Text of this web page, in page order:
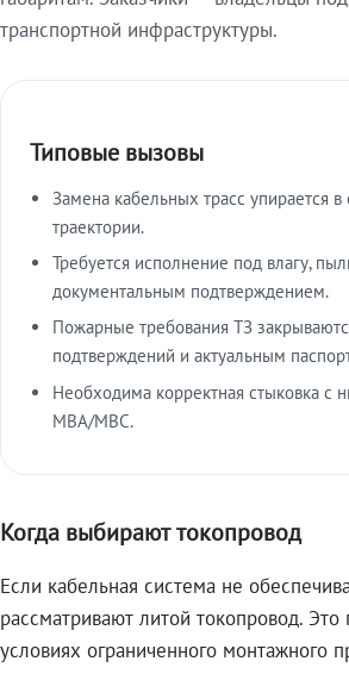
транспортной инфраструктуры.
Типовые вызовы
Замена кабельных трасс упирается
траектории.
Требуется исполнение под влагу,
документальным подтверждением.
Пожарные требования ТЗ
подтверждений и актуальным
Необходима корректная стыковка с
МВА/МВС.
Когда выбирают токопровод
Если кабельная система не
рассматривают литой токопровод.
условиях ограниченного монтажного